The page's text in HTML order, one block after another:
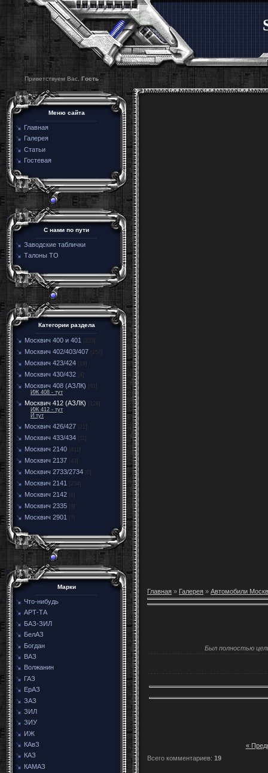
Приветствуем Вас, Гость
Меню сайта
Главная
Галерея
Статьи
Гостевая
C нами по пути
Заводские таблички
Талоны ТО
Категории раздела
Москвич 400 и 401 [233]
Москвич 402/403/407 [257]
Москвич 423/424
Москвич 430/432
Москвич 408 (АЗЛК)
ИЖ 408 - тут
Москвич 412 (АЗЛК)
[126]
ИЖ 412 - тут
И тут
Москвич 426/427 [21]
Москвич 433/434
Москвич 2140
Москвич 2137
Москвич 2733/2734
Москвич 2141 [234]
Москвич 2142
Москвич 2335
Москвич 2901 [7]
Марки
Что-нибудь
АРТ-ТА
БАЗ-ЗИЛ
БелАЗ
Богдан
ВАЗ
Волжанин
ГАЗ
ЕрАЗ
ЗАЗ
ЗИЛ
ЗИУ
ИЖ
КАвЗ
КАЗ
КАМАЗ
Главная » Галерея » Автомобили
Был полностью
«
Всего комментариев: 19